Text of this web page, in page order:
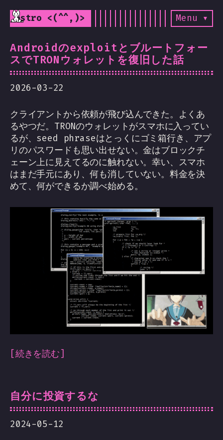
astro <(^^,)> Menu ▾
Androidのexploitとブルートフォー
スでTRONウォレットを復旧した話
2026-03-22
クライアントから依頼が飛び込んできた。よくあ
るやつだ。TRONのウォレットがスマホに入ってい
るが、seed phraseはとっくにゴミ箱行き、アプ
リのパスワードも思い出せない。金はブロックチ
ェーン上に見えてるのに触れない。幸い、スマホ
はまだ手元にあり、何も消していない。料金を決
めて、何ができるか調べ始める。
[続きを読む]
自分に投資するな
2024-05-12